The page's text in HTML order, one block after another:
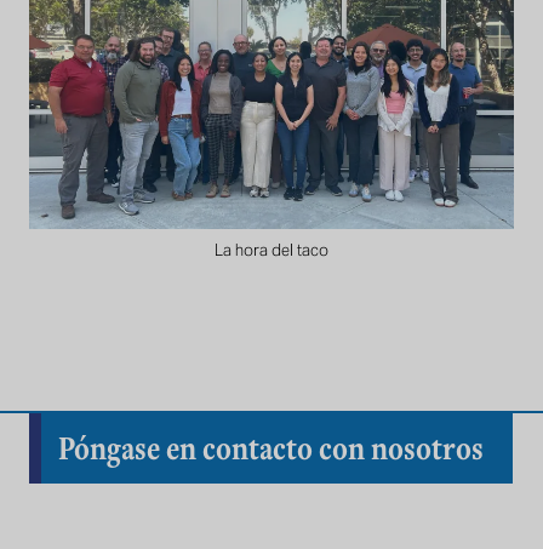
La hora del taco
Póngase en contacto con nosotros